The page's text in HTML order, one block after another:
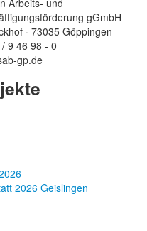
Arbeits- und
gGmbH
· 73035 Göppingen
9 46 98 - 0
gp.de
2026 Geislingen